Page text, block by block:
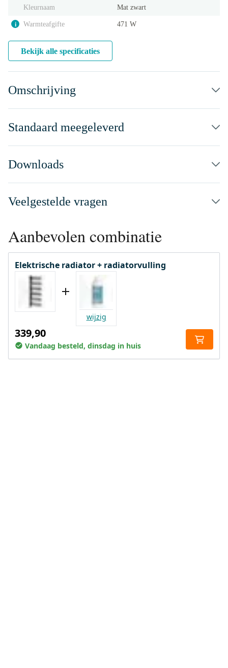
Kleurnaam Mat zwart
i Warmteafgifte 471 W
Bekijk alle specificaties
Omschrijving
Standaard meegeleverd
Downloads
Veelgestelde vragen
Aanbevolen combinatie
Elektrische radiator + radiatorvulling
wijzig
339,90
Vandaag besteld, dinsdag in huis